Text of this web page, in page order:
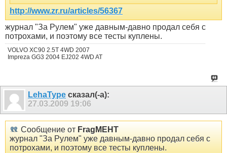
http://www.zr.ru/articles/56367
журнал "За Рулем" уже давным-давно продал себя с
потрохами, и поэтому все тесты куплены.
VOLVO XC90 2.5T 4WD 2007
Impreza GG3 2004 EJ202 4WD AT
LehaType сказал(-а):
27.03.2009 19:06
Сообщение от FragMEHT
журнал "За Рулем" уже давным-давно продал себя с
потрохами, и поэтому все тесты куплены.